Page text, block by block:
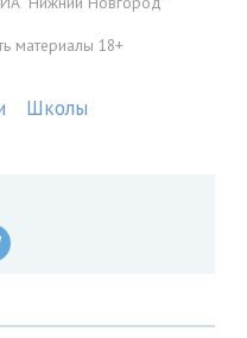
материалы 18+
Школы